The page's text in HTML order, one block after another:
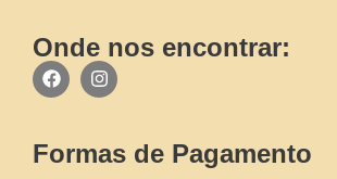
Onde nos encontrar:
Formas de Pagamento